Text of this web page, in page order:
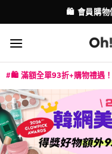
to
content
💳 支援消費券、
🛍️ 滿額全單93折+購物禮遇！